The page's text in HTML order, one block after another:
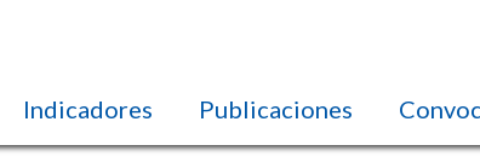
Indicadores Publicaciones